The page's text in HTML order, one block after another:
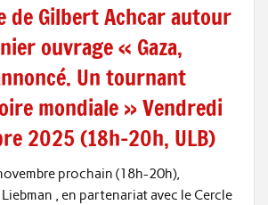
de Gilbert Achcar autour
ouvrage « Gaza,
Un tournant
mondiale » Vendredi
2025 (18h-20h, ULB)
prochain (18h-20h),
, en partenariat avec le Cercle